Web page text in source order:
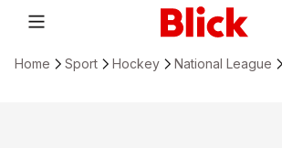
Home Sport Hockey National League